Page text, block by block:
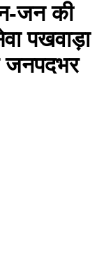
जन की
पखवाड़ा
जनपदभर